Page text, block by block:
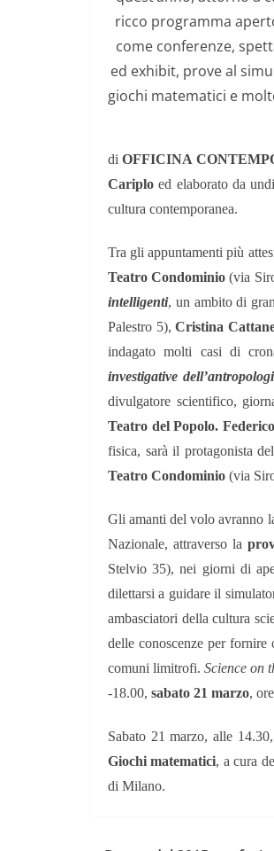
ricco programma
come conferenze,
ed exhibit, prove al
giochi matematici e
diOFFICINA
Cariplo ed elaborato da
cultura contemporanea.
Tra gli appuntamenti più
Teatro Condominio (via
intelligenti, un ambito di
Palestro 5),Cristina
indagato molti casi di
investigative
divulgatore scientifico,
Teatro del Popolo.
fisica, sarà il protagonista
Teatro Condominio (via
Gli amanti del volo avranno
Nazionale, attraverso la
Stelvio 35), nei giorni di
dilettarsi a guidare il
ambasciatori della cultura
delle conoscenze per
comuni limitrofi.Science on
-18.00, sabato 21 marzo,
Sabato 21 marzo, alle
Giochi matematici, a cura
di Milano.